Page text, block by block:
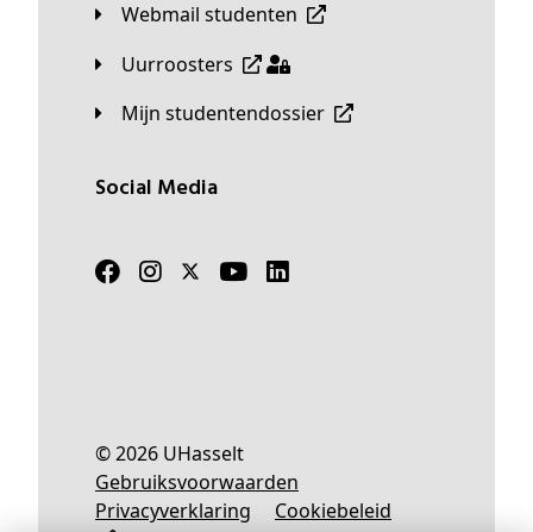
Webmail studenten
Uurroosters
Mijn studentendossier
Social Media
© 2026 UHasselt
Gebruiksvoorwaarden
Privacyverklaring
Cookiebeleid